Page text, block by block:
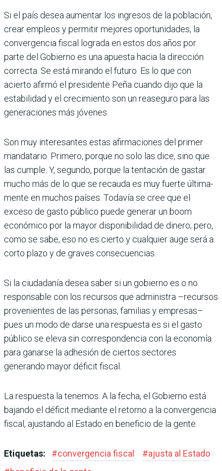
Si el país desea aumentar los ingresos de la población,
crear empleos y permitir mejo­res oportunidades, la
convergencia fis­cal lograda en estos dos años por
parte del Gobierno es una apuesta hacia la dirección
correcta. Se está mirando el futuro. Es lo que con
acierto afirmó el presidente Peña cuando dijo que la
estabilidad y el creci­miento son un reaseguro para las
generacio­nes más jóvenes.
Son muy interesantes estas afirmaciones del primer
mandatario. Primero, porque no solo las dice, sino que
las cumple. Y, segundo, porque la tentación de gastar
mucho más de lo que se recauda es muy fuerte última­
mente en muchos países. Todavía se cree que el
exceso de gasto público puede generar un boom
económico por la mayor disponibili­dad de dinero; pero,
como se sabe, eso no es cierto y cualquier auge será a
corto plazo y de graves consecuencias.
Si la ciudadanía desea saber si un gobierno es o no
responsable con los recursos que admi­nistra –recursos
provenientes de las perso­nas, familias y empresas–
pues un modo de darse una respuesta es si el gasto
público se eleva sin correspondencia con la economía
para ganarse la adhesión de ciertos sectores
generando mayor déficit fiscal.
La respuesta la tenemos. A la fecha, el Gobierno está
bajando el déficit mediante el retorno a la convergencia
fiscal, ajustando al Estado en beneficio de la gente.
Etiquetas: #convergencia fiscal #ajusta al Estado